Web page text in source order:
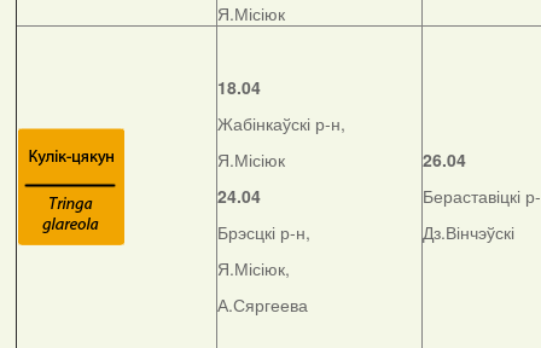
Я.Місіюк
18.04
Жабінкаўскі р-н,
Я.Місіюк
24.04
Брэсцкі р-н,
Я.Місіюк,
А.Сяргеева
26.04
Бераставіцкі
Дз.Вінчэўскі